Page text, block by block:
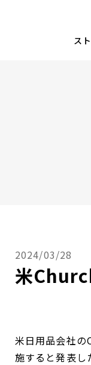
ス
2024/03/28
米
米日用品会社
施すると発表し